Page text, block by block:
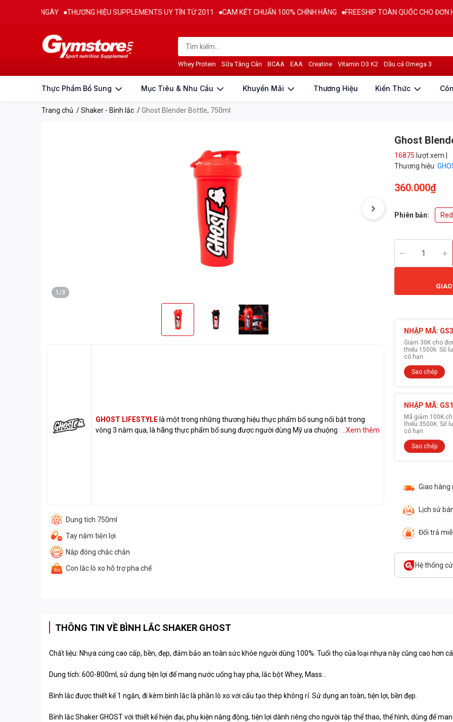
THƯƠNG HIỆU SUPPLEMENTS UY TÍN TỪ 2011 CAM KẾT CHUẨN 100% CHÍNH HÃNG FREESHIP TOÀN QUỐC CHO ĐƠN
Whey Protein Sữa Tăng Cân BCAA EAA Creatine Vitamin D3 K2 Dầu cá Omega 3
Thực Phẩm Bổ Sung Mục Tiêu & Nhu Cầu Khuyến Mãi Thương Hiệu Kiến Thức
Trang chủ /Shaker - Bình lắc /Ghost Blender Bottle, 750ml
Thông tin sản phẩm Đặc điểm nổi bật Đánh giá sản phẩm
1/3
GHOST LIFESTYLE là một trong những thương hiệu thực phẩm bổ sung nổi bật trong
vòng 3 năm qua, là hãng thực phẩm bổ sung được người dùng Mỹ ưa chuộng sử dụng
...Xem thêm
Dung tích 750ml
Tay nắm tiện lợi
Nắp đóng chắc chắn
Con lắc lò xo hỗ trợ pha chế
Ghost
16875 lượt xem |
Thương hiệu:
360.000₫
Phiên bản: Red
NHẬP MÃ:
Giảm 30K cho
thiểu 1500k. Số
có hạn.
Sao chép
NHẬP MÃ:
Mã giảm 100K
thiểu 3500K. Số
có hạn.
Sao chép
Giao
Lịch sử
Đổi trả
Hệ thống
THÔNG TIN VỀ BÌNH LẮC SHAKER GHOST
Chất liệu: Nhựa cứng cao cấp, bền, đẹp, đảm bảo an toàn sức khỏe người dùng 100%. Tuổi thọ của loại nhựa này cũng cao hơn
Dung tích: 600-800ml, sử dụng tiện lợi để mang nước uống hay pha, lắc bột Whey, Mass...
Bình lắc được thiết kế 1 ngăn, đi kèm bình lắc là phần lò xo với cấu tạo thép không rỉ. Sử dụng an toàn, tiện lợi, bền đẹp.
Bình lắc Shaker GHOST với thiết kế hiện đại, phụ kiện năng động, tiện lợi dành riêng cho người tập thể thao, thể hình, dùng để